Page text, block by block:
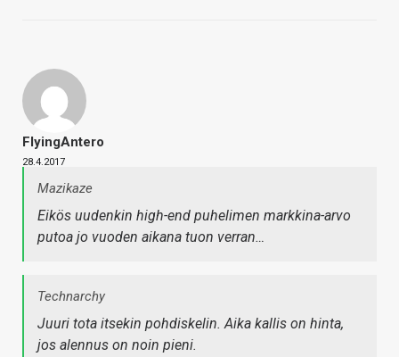
FlyingAntero
28.4.2017
Mazikaze
Eikös uudenkin high-end puhelimen markkina-arvo
putoa jo vuoden aikana tuon verran…
Technarchy
Juuri tota itsekin pohdiskelin. Aika kallis on hinta,
jos alennus on noin pieni.